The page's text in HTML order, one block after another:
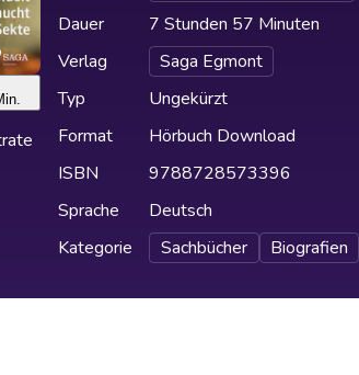
Dauer
7 Stunden 57 Minuten
Verlag
Saga Egmont
Typ
Ungekürzt
Format
Hörbuch Download
ISBN
9788728573396
Sprache
Deutsch
Kategorie
Sachbücher Biografien